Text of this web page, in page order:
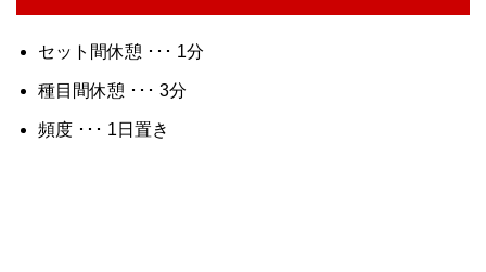
セット間休憩 ･･･ 1分
種目間休憩 ･･･ 3分
頻度 ･･･ 1日置き